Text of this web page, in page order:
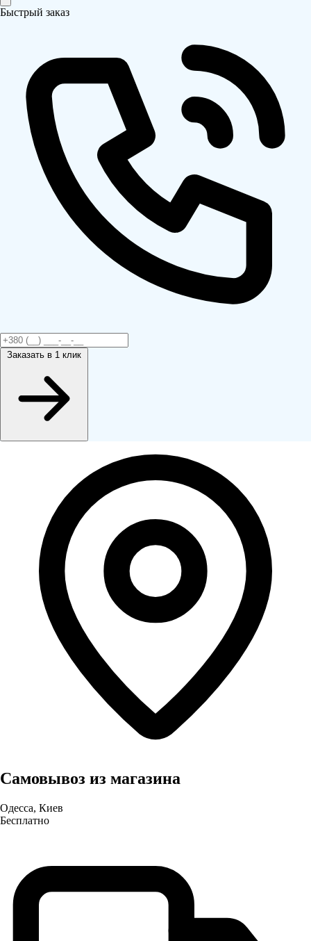
Быстрый заказ
Заказать в 1 клик
Самовывоз из магазина
Одесса, Киев
Бесплатно